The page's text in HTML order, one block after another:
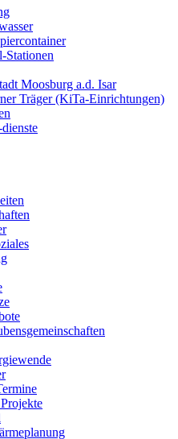
Stationen
Moosburg a.d. Isar
Träger (KiTa-Einrichtungen)